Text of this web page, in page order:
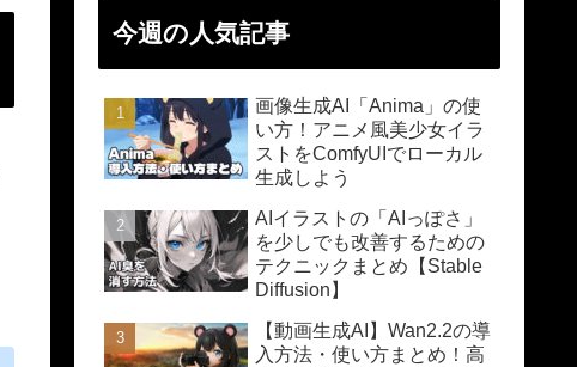
今週の人気記事
画像生成AI「Anima」の使
い方！アニメ風美少女イラ
ストをComfyUIでローカル
生成しよう
AIイラストの「AIっぽさ」
を少しでも改善するための
テクニックまとめ【Stable
Diffusion】
【動画生成AI】Wan2.2の導
入方法・使い方まとめ！高